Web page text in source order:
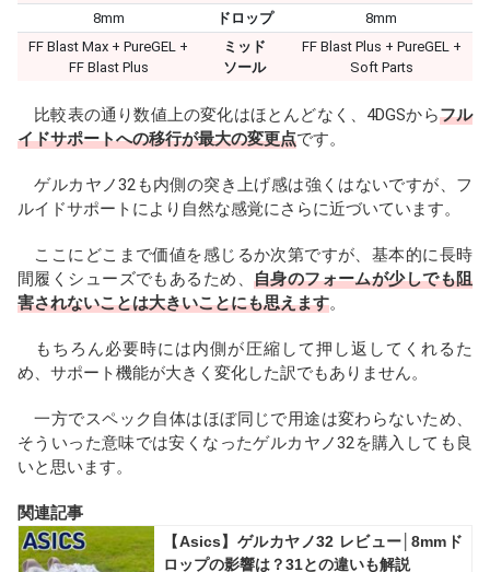
8mm
ドロップ
8mm
FF Blast Max + PureGEL +
FF Blast Plus
ミッド
ソール
FF Blast Plus + PureGEL +
Soft Parts
比較表の通り数値上の変化はほとんどなく、4DGSからフル
イドサポートへの移行が最大の変更点です。
ゲルカヤノ32も内側の突き上げ感は強くはないですが、フ
ルイドサポートにより自然な感覚にさらに近づいています。
ここにどこまで価値を感じるか次第ですが、基本的に長時
間履くシューズでもあるため、 自身のフォームが少しでも阻
害されないことは大きいことにも思えます。
もちろん必要時には内側が圧縮して押し返してくれるた
め、サポート機能が大きく変化した訳でもありません。
一方でスペック自体はほぼ同じで用途は変わらないため、
そういった意味では安くなったゲルカヤノ32を購入しても良
いと思います。
関連記事
【Asics】ゲルカヤノ32 レビュー│8mmド
ロップの影響は？31との違いも解説